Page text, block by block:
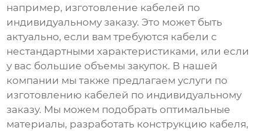
например, изготовление кабелей по
индивидуальному заказу. Это может быть
актуально, если вам требуются кабели с
нестандартными характеристиками, или если
у вас большие объемы закупок. В нашей
компании мы также предлагаем услуги по
изготовлению кабелей по индивидуальному
заказу. Мы можем подобрать оптимальные
материалы, разработать конструкцию кабеля,